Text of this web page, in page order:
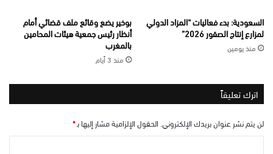
السعودية: بدء فعاليات “المزاد الدولي
لمزارع إنتاج الصقور 2026”
منذ يومين
بوخير يضع وقائع ملف قضائي أمام
أنظار رئيس جمعية هيئات المحامين
بالمغرب
منذ 3 أيام
اترك تعليقاً
لن يتم نشر عنوان بريدك الإلكتروني. الحقول الإلزامية مشار إليها بـ*